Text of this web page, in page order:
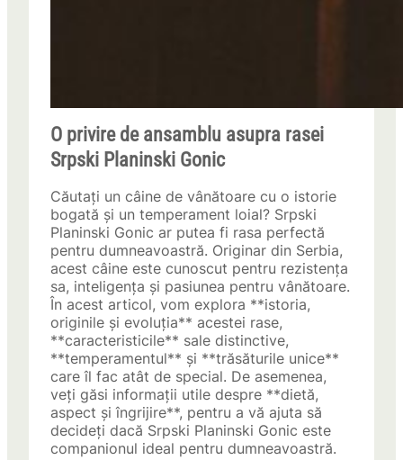
O privire de ansamblu asupra rasei
Srpski Planinski Gonic
Căutați un câine de vânătoare cu o istorie
bogată și un temperament loial? Srpski
Planinski Gonic ar putea fi rasa perfectă
pentru dumneavoastră. Originar din Serbia,
acest câine este cunoscut pentru rezistența
sa, inteligența și pasiunea pentru vânătoare.
În acest articol, vom explora **istoria,
originile și evoluția** acestei rase,
**caracteristicile** sale distinctive,
**temperamentul** și **trăsăturile unice**
care îl fac atât de special. De asemenea,
veți găsi informații utile despre **dietă,
aspect și îngrijire**, pentru a vă ajuta să
decideți dacă Srpski Planinski Gonic este
companionul ideal pentru dumneavoastră.